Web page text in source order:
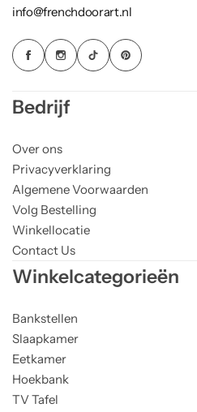
info@frenchdoorart.nl
Bedrijf
Over ons
Privacyverklaring
Algemene Voorwaarden
Volg Bestelling
Winkellocatie
Contact Us
Winkelcategorieën
Bankstellen
Slaapkamer
Eetkamer
Hoekbank
TV Tafel